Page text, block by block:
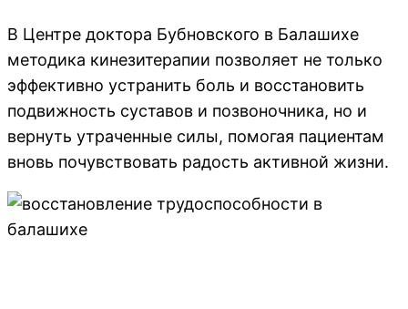
В Центре доктора Бубновского в Балашихе
методика кинезитерапии позволяет не только
эффективно устранить боль и восстановить
подвижность суставов и позвоночника, но и
вернуть утраченные силы, помогая пациентам
вновь почувствовать радость активной жизни.